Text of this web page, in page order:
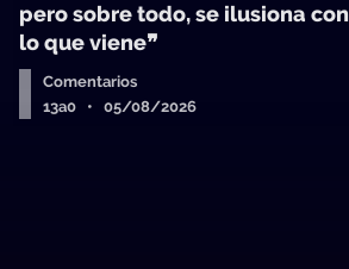
pero sobre todo, se ilusiona con
lo que viene❞
Comentarios
13a0 • 05/08/2026